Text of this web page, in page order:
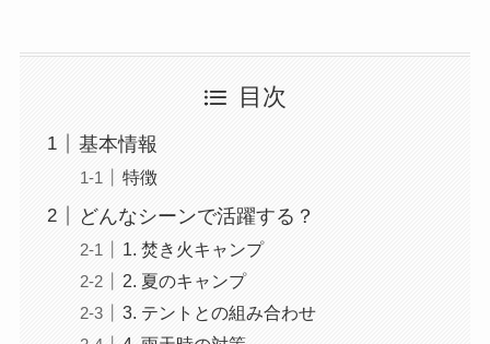
目次
基本情報
特徴
どんなシーンで活躍する？
1. 焚き火キャンプ
2. 夏のキャンプ
3. テントとの組み合わせ